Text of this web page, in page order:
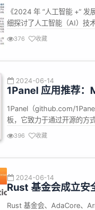
《2024 年 “人工智能 +”
细探讨了人工智能（AI）技
概述： 1. 人工智能技术的
376 收藏
2024-06-14
1Panel 应用推荐
1Panel（github.com/
板，它致力于通过开源的方
装部署相关软件应用，
396 收藏
2024-06-14
Rust 基金会成立安
Rust 基金会、AdaCore、